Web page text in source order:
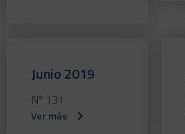
Junio 2019
Nº 131
Ver más